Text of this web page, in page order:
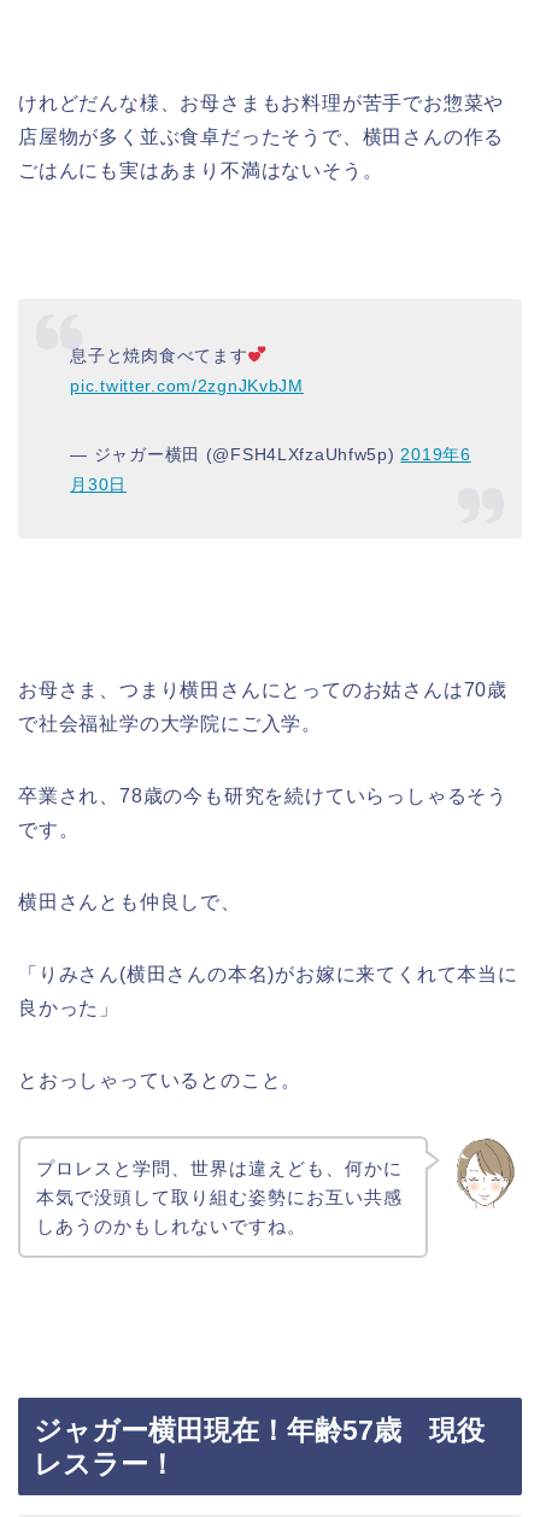
けれどだんな様、お母さまもお料理が苦手でお惣菜や
店屋物が多く並ぶ食卓だったそうで、横田さんの作る
ごはんにも実はあまり不満はないそう。
息子と焼肉食べてます
pic.twitter.com/2zgnJKvbJM
— ジャガー横田 (@FSH4LXfzaUhfw5p) 2019年6
月30日
お母さま、つまり横田さんにとってのお姑さんは70歳
で社会福祉学の大学院にご入学。
卒業され、78歳の今も研究を続けていらっしゃるそう
です。
横田さんとも仲良しで、
「りみさん(横田さんの本名)がお嫁に来てくれて本当に
良かった」
とおっしゃっているとのこと。
プロレスと学問、世界は違えども、何かに
本気で没頭して取り組む姿勢にお互い共感
しあうのかもしれないですね。
ジャガー横田現在！年齢57歳 現役
レスラー！